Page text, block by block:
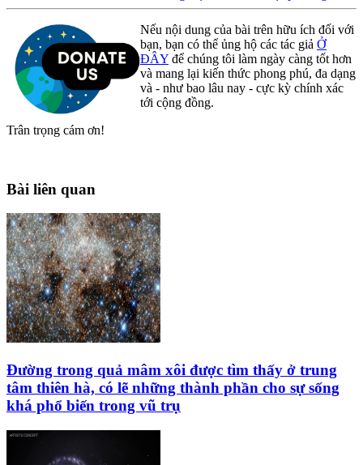
Nếu nội dung của bài trên hữu ích đối với
bạn, bạn có thể ủng hộ các tác giả Ở
ĐÂY để chúng tôi làm ngày càng tốt hơn
và mang lại kiến thức phong phú, đa dạng
và - như bao lâu nay - cực kỳ chính xác
tới cộng đồng.
Trân trọng cám ơn!
Bài liên quan
Đường trong quả mâm xôi được tìm thấy ở trung
tâm thiên hà, có lẽ những thành phần cho sự sống
khá phổ biến trong vũ trụ